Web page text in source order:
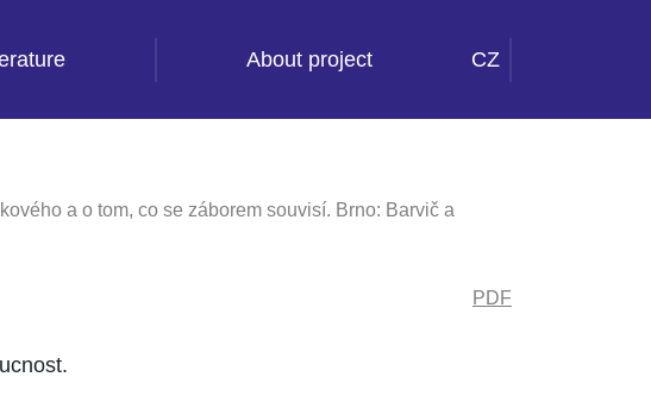
About project CZ
a o tom, co se záborem souvisí. Brno: Barvič a
PDF